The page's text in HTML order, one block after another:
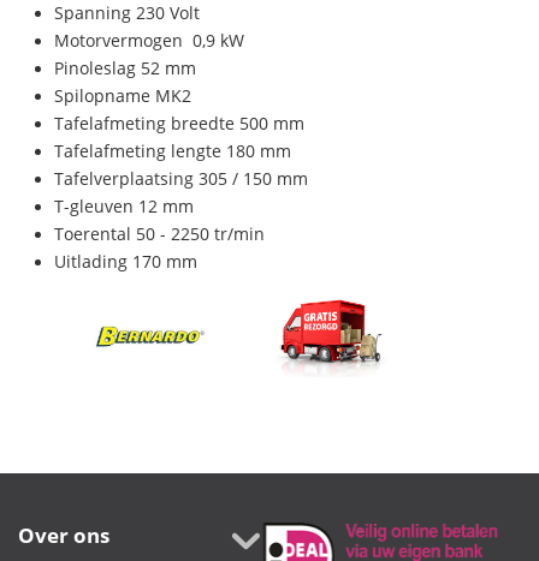
Spanning 230 Volt
Motorvermogen 0,9 kW
Pinoleslag 52 mm
Spilopname MK2
Tafelafmeting breedte 500 mm
Tafelafmeting lengte 180 mm
Tafelverplaatsing 305 / 150 mm
T-gleuven 12 mm
Toerental 50 - 2250 tr/min
Uitlading 170 mm
Over ons